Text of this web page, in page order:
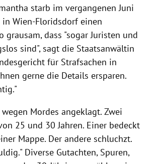
starb im vergangenen Juni
Wien-Floridsdorf einen
grausam, dass "sogar Juristen und
sind", sagt die Staatsanwältin
für Strafsachen in
gerne die Details ersparen.
Mordes angeklagt. Zwei
25 und 30 Jahren. Einer bedeckt
Mappe. Der andere schluchzt.
Diverse Gutachten, Spuren,